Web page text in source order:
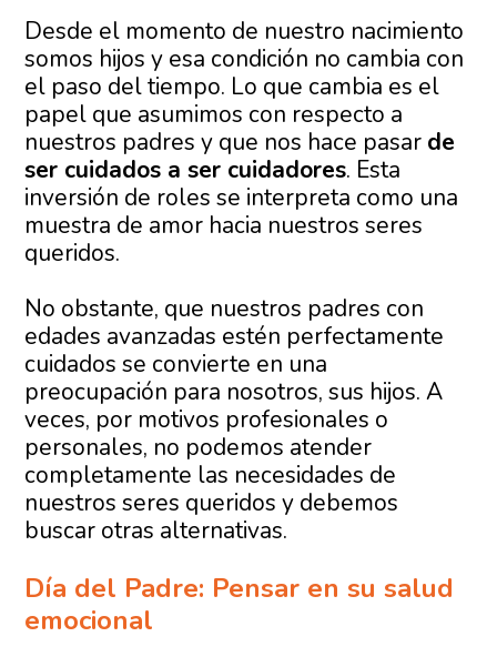
Desde el momento de nuestro nacimiento
somos hijos y esa condición no cambia con
el paso del tiempo. Lo que cambia es el
papel que asumimos con respecto a
nuestros padres y que nos hace pasar de
ser cuidados a ser cuidadores. Esta
inversión de roles se interpreta como una
muestra de amor hacia nuestros seres
queridos.
No obstante, que nuestros padres con
edades avanzadas estén perfectamente
cuidados se convierte en una
preocupación para nosotros, sus hijos. A
veces, por motivos profesionales o
personales, no podemos atender
completamente las necesidades de
nuestros seres queridos y debemos
buscar otras alternativas.
Día del Padre: Pensar en su salud
emocional